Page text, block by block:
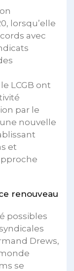
lorsqu’elle
avec
LCGB ont
par le
nouvelle
et
renouveau
possibles
Drews,
se